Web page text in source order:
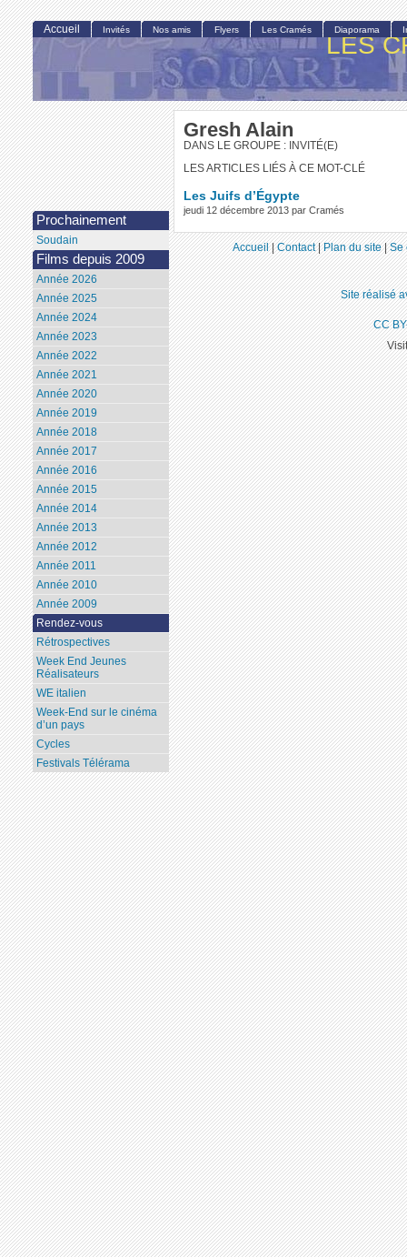
LES
Gresh Alain
DANS LE GROUPE : INVITÉ(E)
LES ARTICLES LIÉS À CE MOT-CLÉ
Les Juifs d’Égypte
jeudi 12 décembre 2013 par Cramés
Accueil Invités Nos amis Flyers Les Cramés Diaporama
Prochainement
Soudain
Films depuis 2009
Année 2026
Année 2025
Année 2024
Année 2023
Année 2022
Année 2021
Année 2020
Année 2019
Année 2018
Année 2017
Année 2016
Année 2015
Année 2014
Année 2013
Année 2012
Année 2011
Année 2010
Année 2009
Rendez-vous
Rétrospectives
Week End Jeunes
Réalisateurs
WE italien
Week-End sur le cinéma
d’un pays
Cycles
Festivals Télérama
Accueil|Contact|Plan du site|Se
Site réalisé
CC